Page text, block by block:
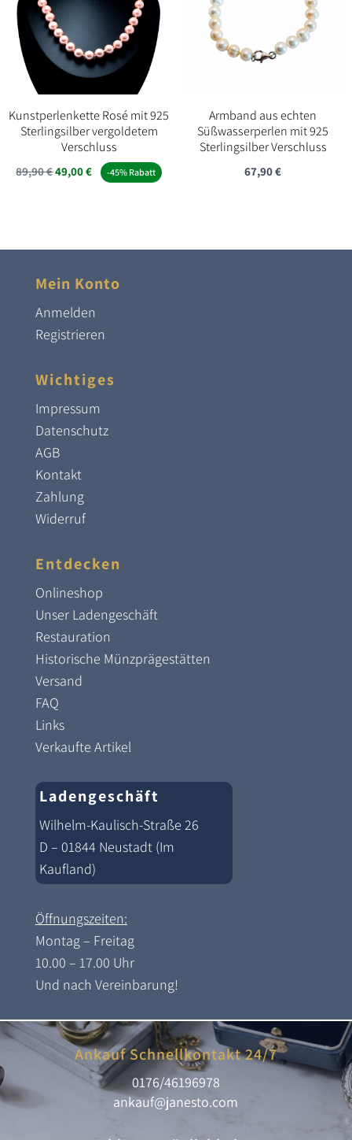
Kunstperlenkette Rosé mit 925
Sterlingsilber vergoldetem
Verschluss
89,90€Ursprünglicher
49,00€Aktueller
-45% Rabatt
Armband aus echten
Süßwasserperlen mit 925
Sterlingsilber Verschluss
67,90€
Mein Konto
Anmelden
Registrieren
Wichtiges
Impressum
Datenschutz
AGB
Kontakt
Zahlung
Widerruf
Entdecken
Onlineshop
Unser Ladengeschäft
Restauration
Historische Münzprägestätten
Versand
FAQ
Links
Verkaufte Artikel
Ladengeschäft
Wilhelm-Kaulisch-Straße 26
D – 01844 Neustadt (Im
Kaufland)
Öffnungszeiten:
Montag – Freitag
10.00 – 17.00 Uhr
Und nach Vereinbarung!
Ankauf Schnellkontakt 24/7
0176/46196978
ankauf@janesto.com